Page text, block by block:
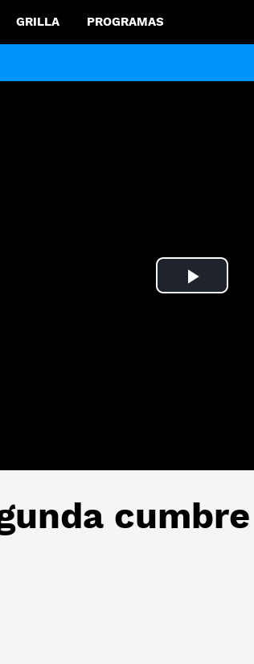
GRILLA PROGRAMAS
Play